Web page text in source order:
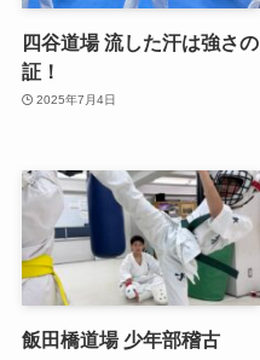
四谷道場 流した汗は強さの
証！
2025年7月4日
飯田橋道場 少年部稽古